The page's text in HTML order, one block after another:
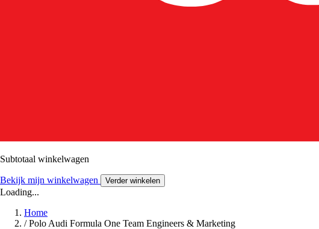
Subtotaal winkelwagen
Bekijk mijn winkelwagen Verder winkelen
Loading...
Home
/ Polo Audi Formula One Team Engineers & Marketing